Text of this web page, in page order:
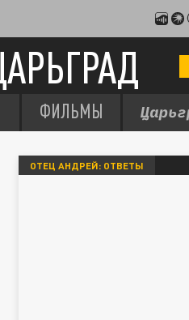
ФИЛЬМЫ
ОТЕЦ АНДРЕЙ: ОТВЕТЫ